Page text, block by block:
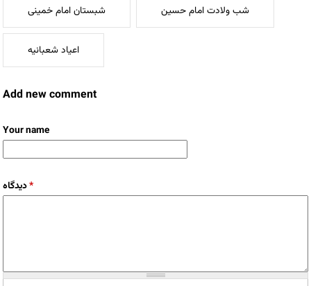
شبستان امام خمینی شب ولادت امام حسین
اعیاد شعبانیه
Add new comment
Your name
دیدگاه*